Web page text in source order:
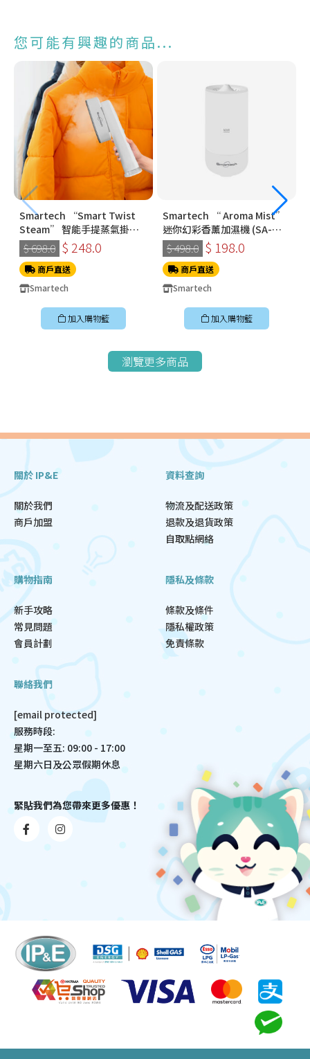
您可能有興趣的商品...
Smartech “Smart Twist
Steam” 智能手提蒸氣掛燙
機 (SS-8108)
$ 698.0 $ 248.0
商戶直送
Smartech
加入購物籃
Smartech “ Aroma Mist”
迷你幻彩香薰加濕機 (SA-
8009)
$ 498.0 $ 198.0
商戶直送
Smartech
加入購物籃
瀏覽更多商品
關於 IP&E
關於我們
商戶加盟
資料查詢
物流及配送政策
退款及退貨政策
自取點網絡
購物指南
新手攻略
常見問題
會員計劃
隱私及條款
條款及條件
隱私權政策
免責條款
聯絡我們
[email protected]
服務時段:
星期一至五: 09:00 - 17:00
星期六日及公眾假期休息
緊貼我們為您帶來更多優惠！